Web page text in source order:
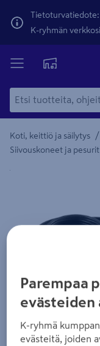
Tietoturvatiedote:
K-ryhmän
Koti, keittiö ja säilytys /
Siivouskoneet ja pesurit
Yksityiskohtainen
Parempaa
evästeiden
K-ryhmä
evästeitä, joiden